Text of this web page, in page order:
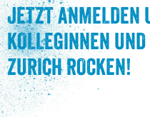
JETZT ANMELDEN
KOLLEGINNEN
ZURICH ROCKEN!